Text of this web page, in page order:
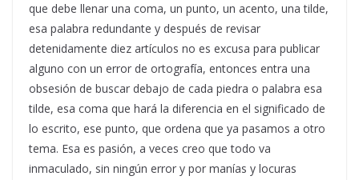
que debe llenar una coma, un punto, un acento, una tilde,
esa palabra redundante y después de revisar
detenidamente diez artículos no es excusa para publicar
alguno con un error de ortografía, entonces entra una
obsesión de buscar debajo de cada piedra o palabra esa
tilde, esa coma que hará la diferencia en el significado de
lo escrito, ese punto, que ordena que ya pasamos a otro
tema. Esa es pasión, a veces creo que todo va
inmaculado, sin ningún error y por manías y locuras